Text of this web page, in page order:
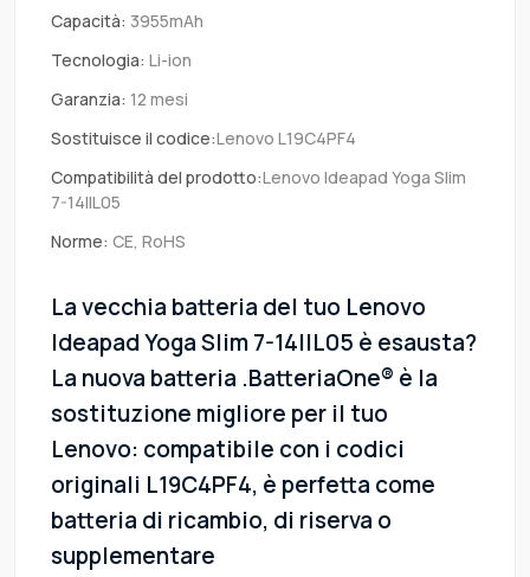
Capacità: 3955mAh
Tecnologia: Li-ion
Garanzia: 12 mesi
Sostituisce il codice:Lenovo L19C4PF4
Compatibilità del prodotto:Lenovo Ideapad Yoga Slim
7-14IIL05
Norme: CE, RoHS
La vecchia batteria del tuo Lenovo
Ideapad Yoga Slim 7-14IIL05 è esausta?
La nuova batteria .BatteriaOne® è la
sostituzione migliore per il tuo
Lenovo: compatibile con i codici
originali L19C4PF4, è perfetta come
batteria di ricambio, di riserva o
supplementare